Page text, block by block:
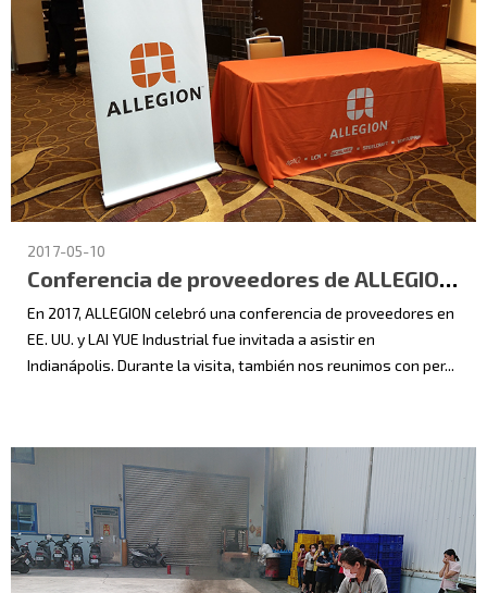
2017-05-10
Conferencia de proveedores de ALLEGION de EE. UU. de 2017
En 2017, ALLEGION celebró una conferencia de proveedores en
EE. UU. y LAI YUE Industrial fue invitada a asistir en
Indianápolis. Durante la visita, también nos reunimos con per...